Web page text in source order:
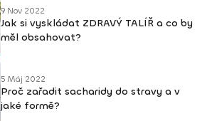
9 Nov 2022
Jak si vyskládat ZDRAVÝ TALÍŘ a co by
měl obsahovat?
5 Máj 2022
Proč zařadit sacharidy do stravy a v
jaké formě?